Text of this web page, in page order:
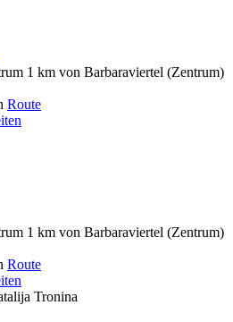
1 km von Barbaraviertel (Zentrum)
Route
1 km von Barbaraviertel (Zentrum)
Route
Tronina